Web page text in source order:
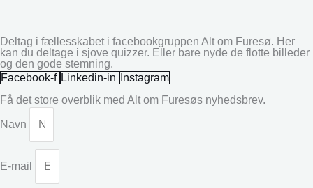
Deltag i fællesskabet i facebookgruppen Alt om Furesø. Her
kan du deltage i sjove quizzer. Eller bare nyde de flotte billeder
og den gode stemning.
Facebook-f Linkedin-in
Instagram
Få det store overblik med Alt om Furesøs nyhedsbrev.
Navn
E-mail